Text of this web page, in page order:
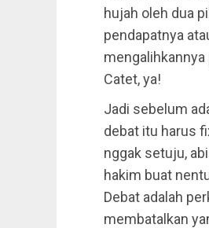
hujah oleh dua
pendapatnya
Catet, ya!
Jadi sebelum
debat itu harus
nggak setuju,
hakim buat
Debat adalah
membatalkan